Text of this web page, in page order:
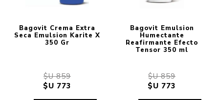
Bagovit Crema Extra
Seca Emulsion Karite X
350 Gr
$U 859
$U 773
Bagovit Emulsion
Humectante
Reafirmante Efecto
Tensor 350 ml
$U 859
$U 773